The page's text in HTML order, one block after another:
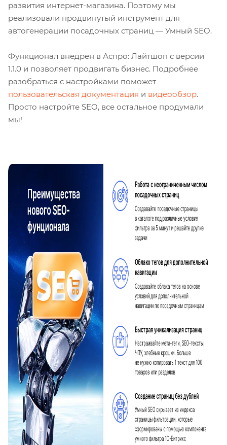
развития интернет-магазина. Поэтому мы
реализовали продвинутый инструмент для
автогенерации посадочных страниц — Умный SEO.
Функционал внедрен в Аспро: Лайтшоп с версии
1.1.0 и позволяет продвигать бизнес. Подробнее
разобраться с настройками поможет
пользовательская документация и видеообзор.
Просто настройте SEO, все остальное продумали
мы!